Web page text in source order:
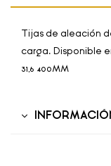
Tijas de aleación
carga. Disponible
31,6 400MM